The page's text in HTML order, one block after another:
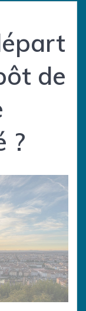
de
?